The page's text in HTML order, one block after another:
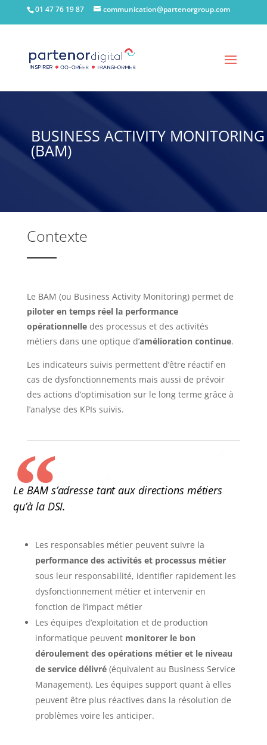
01 47 76 19 87 communication@partenorgroup.com
BUSINESS ACTIVITY MONITORING
(BAM)
Contexte
Le BAM (ou Business Activity Monitoring) permet de
piloter en temps réel la performance
opérationnelle des processus et des activités
métiers dans une optique d’amélioration continue.
Les indicateurs suivis permettent d’être réactif en
cas de dysfonctionnements mais aussi de prévoir
des actions d’optimisation sur le long terme grâce à
l’analyse des KPIs suivis.
Le BAM s’adresse tant aux directions métiers
qu’à la DSI.
Les responsables métier peuvent suivre la
performance des activités et processus métier
sous leur responsabilité, identifier rapidement les
dysfonctionnement métier et intervenir en
fonction de l’impact métier
Les équipes d’exploitation et de production
informatique peuvent monitorer le bon
déroulement des opérations métier et le niveau
de service délivré (équivalent au Business Service
Management). Les équipes support quant à elles
peuvent être plus réactives dans la résolution de
problèmes voire les anticiper.